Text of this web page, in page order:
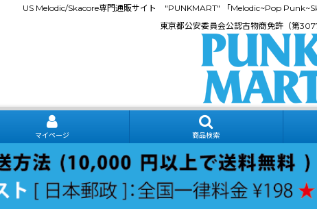
US Melodic/Skacore専門通販サイト "PUNKMART" 「Melodic~Pop
東京都公安委員会公認古物商免許（第
マイページ 商品検索